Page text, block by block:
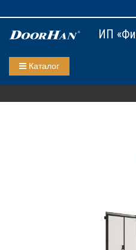
ИП
Каталог